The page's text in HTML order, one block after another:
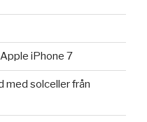
Apple iPhone 7
med solceller från